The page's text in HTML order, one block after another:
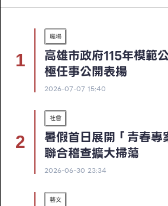
職場
高雄市政府115年模範
極任事公開表揚
2026-07-07 15:40
社會
暑假首日展開「青春
聯合稽查擴大掃蕩
2026-06-30 23:34
藝文